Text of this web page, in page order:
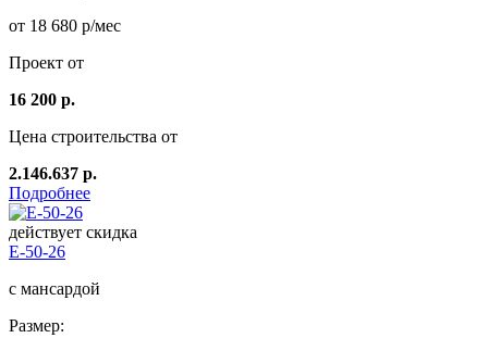
от 18 680 р/мес
Проект от
16 200 р.
Цена строительства от
2.146.637 р.
Подробнее
действует скидка
E-50-26
с мансардой
Размер: